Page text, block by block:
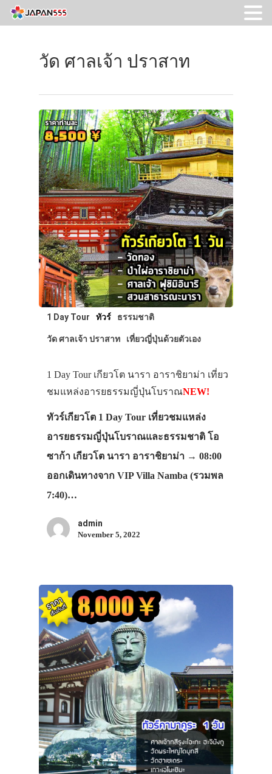
วัด ศาลเจ้า ปราสาท
1 Day Tour ทัวร์ ธรรมชาติ
วัด ศาลเจ้า ปราสาท เที่ยวญี่ปุ่นด้วยตัวเอง
1 Day Tour เกียวโต นารา อาราชิยาม่า เที่ยว
ชมแหล่งอารยธรรมญี่ปุ่นโบราณNEW!
ทัวร์เกียวโต 1 Day Tour เที่ยวชมแหล่ง
อารยธรรมญี่ปุ่นโบราณและธรรมชาติ โอ
ซาก้า เกียวโต นารา อาราชิยาม่า → 08:00
ออกเดินทางจาก VIP Villa Namba (รวมพล
7:40)…
admin
November 5, 2022